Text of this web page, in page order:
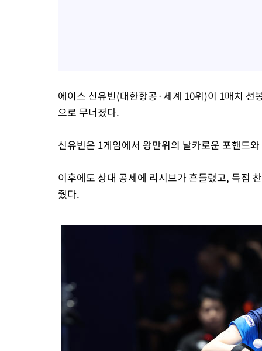
에이스 신유빈(대한항공·세계 10위)이 1매치
으로 무너졌다.
신유빈은 1게임에서 왕만위의 날카로운 포핸드
이후에도 상대 공세에 리시브가 흔들렸고, 득점
줬다.